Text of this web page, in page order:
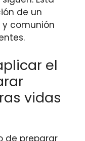
de un
comunión
el
vidas
de preparar